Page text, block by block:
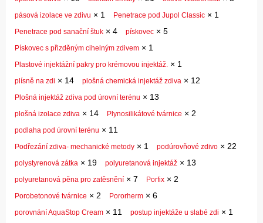
pásová izolace ve zdivu × 1 Penetrace pod Jupol Classic × 1
Penetrace pod sanační štuk × 4 pískovec × 5
Pískovec s přizděným cihelným zdivem × 1
Plastové injektážní pakry pro krémovou injektáž. × 1
plísně na zdi × 14 plošná chemická injektáž zdiva × 12
Plošná injektáž zdiva pod úrovní terénu × 13
plošná izolace zdiva × 14 Plynosilikátové tvárnice × 2
podlaha pod úrovní terénu × 11
Podřezání zdiva- mechanické metody × 1 podúrovňové zdivo × 22
polystyrenová zátka × 19 polyuretanová injektáž × 13
polyuretanová pěna pro zatěsnění × 7 Porfix × 2
Porobetonové tvárnice × 2 Pororherm × 6
porovnání AquaStop Cream × 11 postup injektáže u slabé zdi × 1